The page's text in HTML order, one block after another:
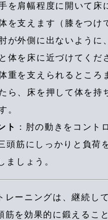
を肩幅程度に開いて床
を支えます（膝をつけ
肘が外側に出ないように
と体を床に近づけてくだ
重を支えられるところ
ら、床を押して体を持
。
ト
：肘の動きをコント
頭筋にしっかりと負荷
ましょう。
レーニングは、継続し
筋を効果的に鍛えるこ